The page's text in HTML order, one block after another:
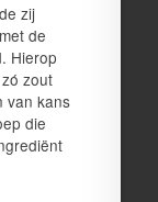
zij
de
Hierop
zout
van kans
die